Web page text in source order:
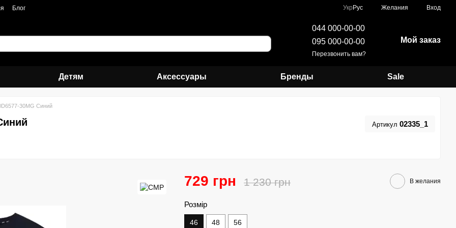
Блог Укр Рус Желания Вход
044 000-00-00
095 000-00-00
Перезвонить вам?
Мой заказ
Детям Аксессуары Бренды Sale
30MG Синий
Артикул 02335_1
729 грн 1 230 грн В желания
Розмір
46 48 56